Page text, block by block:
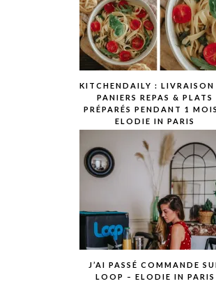
KITCHENDAILY : LIVRAISON
PANIERS REPAS & PLATS
PRÉPARÉS PENDANT 1
ELODIE IN PARIS
J’AI PASSÉ COMMANDE
LOOP – ELODIE IN PARIS